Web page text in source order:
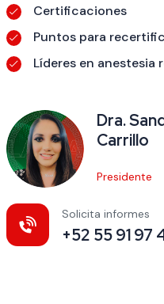
Certificaciones
Puntos para
Líderes en anestesia
Dra.
Carrillo
Presidente
Solicita informes
+52 55 91 97